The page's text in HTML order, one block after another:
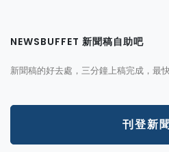
NEWSBUFFET 新聞稿自助吧
新聞稿的好去處，三分鐘上稿完成，最
刊登新